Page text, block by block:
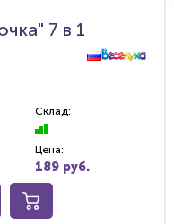
7 в 1
Склад:
Цена:
189 руб.